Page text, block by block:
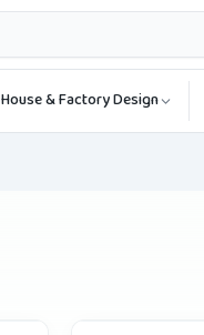
House & Factory Design